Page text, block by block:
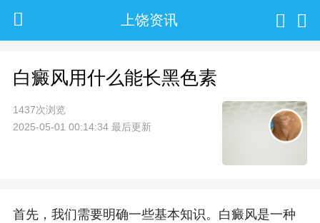
上饶资讯
白癜风用什么能长黑色素
1437次浏览
2025-05-01 00:14:34 最后更新
首先，我们需要明确一些基本知识。白癜风是一种